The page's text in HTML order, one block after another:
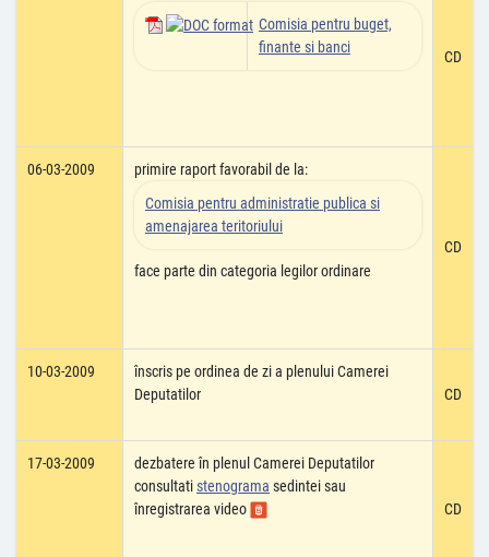
Comisia pentru buget,
finante si banci
CD
06-03-2009
primire raport favorabil de la:
Comisia pentru administratie publica si
amenajarea teritoriului
face parte din categoria legilor ordinare
CD
10-03-2009
înscris pe ordinea de zi a plenului Camerei
Deputatilor
CD
17-03-2009
dezbatere în plenul Camerei Deputatilor
consultatistenograma sedintei sau
înregistrarea video
CD